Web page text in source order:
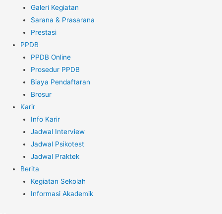
Galeri Kegiatan
Sarana & Prasarana
Prestasi
PPDB
PPDB Online
Prosedur PPDB
Biaya Pendaftaran
Brosur
Karir
Info Karir
Jadwal Interview
Jadwal Psikotest
Jadwal Praktek
Berita
Kegiatan Sekolah
Informasi Akademik